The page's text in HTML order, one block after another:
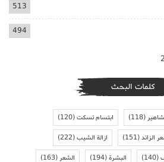
513
494
كلمات البحث
(118) ابتسام تسكت(120)
الزائد(151) ازالة الشيب(222)
(140) البشرة(194) الشعر(163)